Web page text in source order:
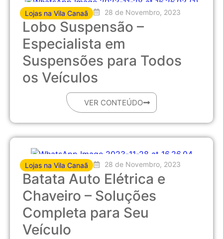
Lojas na Vila Canaã 28 de Novembro, 2023
Lobo Suspensão –
Especialista em
Suspensões para Todos
os Veículos
VER CONTEÚDO
Lojas na Vila Canaã 28 de Novembro, 2023
Batata Auto Elétrica e
Chaveiro – Soluções
Completa para Seu
Veículo